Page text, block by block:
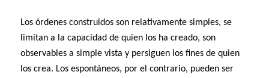
Los órdenes construidos son relativamente simples, se
limitan a la capacidad de quien los ha creado, son
observables a simple vista y persiguen los fines de quien
los crea. Los espontáneos, por el contrario, pueden ser